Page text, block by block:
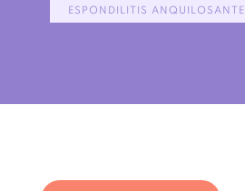
ESPONDILITIS ANQUILOSANTE